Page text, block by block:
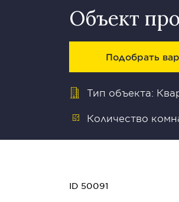
Объект
Подобрать
Тип объекта:
Количество
ID 50091